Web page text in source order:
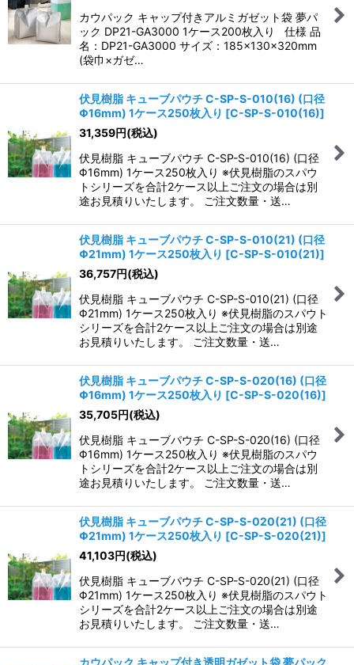
カウパック キャップ付きアルミガゼット袋 夢パ
ック DP21-GA3000 1ケース200枚入り 仕様 品
名：DP21-GA3000 サイズ：185×130×320mm
(袋巾×ガゼ…
伏見樹脂 キューブパウチ C-SP-S-010(16) (口径
Φ16mm) 1ケース250枚入り [C-SP-S-010(16)]
31,359円(税込)
伏見樹脂 キューブパウチ C-SP-S-010(16) (口径
Φ16mm) 1ケース250枚入り ※伏見樹脂のスパウ
トシリーズを合計2ケース以上ご注文の場合は別
途お見積りいたします。 ご注文数量・送…
伏見樹脂 キューブパウチ C-SP-S-010(21) (口径
Φ21mm) 1ケース250枚入り [C-SP-S-010(21)]
36,757円(税込)
伏見樹脂 キューブパウチ C-SP-S-010(21) (口径
Φ21mm) 1ケース250枚入り ※伏見樹脂のスパウト
シリーズを合計2ケース以上ご注文の場合は別途
お見積りいたします。 ご注文数量・送…
伏見樹脂 キューブパウチ C-SP-S-020(16) (口径
Φ16mm) 1ケース250枚入り [C-SP-S-020(16)]
35,705円(税込)
伏見樹脂 キューブパウチ C-SP-S-020(16) (口径
Φ16mm) 1ケース250枚入り ※伏見樹脂のスパウ
トシリーズを合計2ケース以上ご注文の場合は別
途お見積りいたします。 ご注文数量・送…
伏見樹脂 キューブパウチ C-SP-S-020(21) (口径
Φ21mm) 1ケース250枚入り [C-SP-S-020(21)]
41,103円(税込)
伏見樹脂 キューブパウチ C-SP-S-020(21) (口径
Φ21mm) 1ケース250枚入り ※伏見樹脂のスパウト
シリーズを合計2ケース以上ご注文の場合は別途
お見積りいたします。 ご注文数量・送…
カウパック キャップ付き透明ガゼット袋 夢パック